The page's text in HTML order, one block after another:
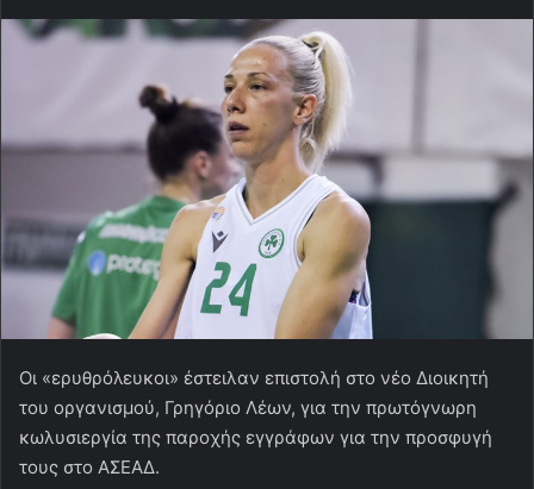
Οι «ερυθρόλευκοι» έστειλαν επιστολή στο νέο Διοικητή
του οργανισμού, Γρηγόριο Λέων, για την πρωτόγνωρη
κωλυσιεργία της παροχής εγγράφων για την προσφυγή
τους στο ΑΣΕΑΔ.